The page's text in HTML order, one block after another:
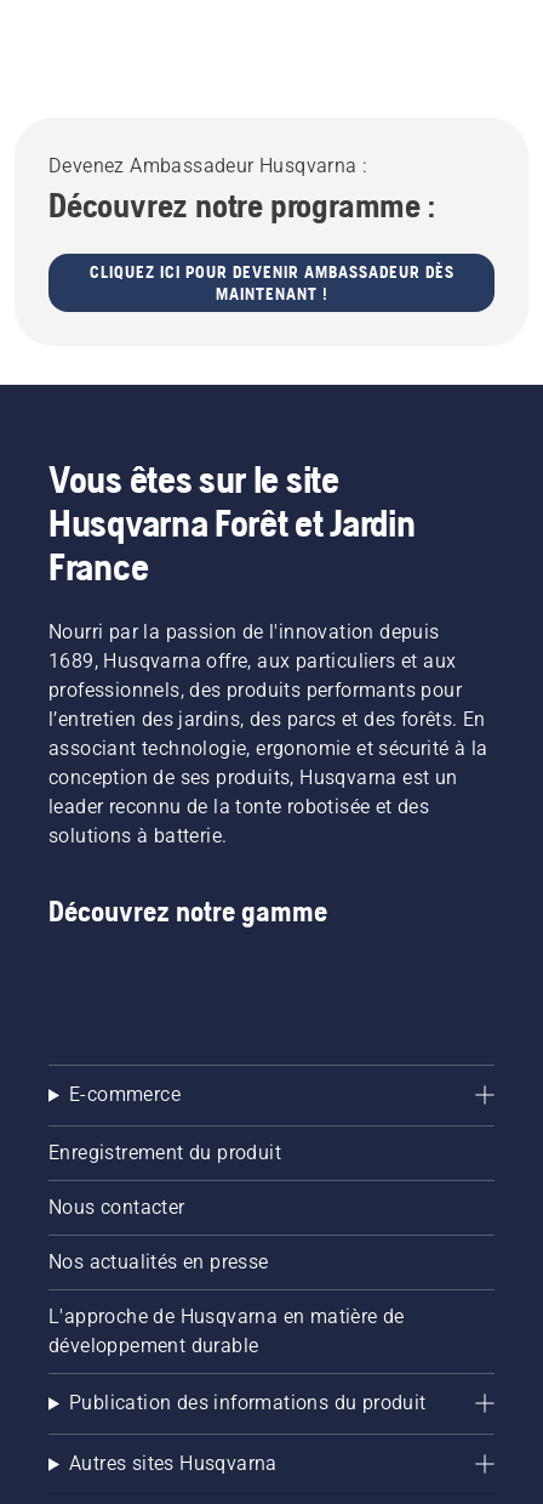
Devenez Ambassadeur Husqvarna :
Découvrez notre programme :
CLIQUEZ ICI POUR DEVENIR AMBASSADEUR DÈS
MAINTENANT !
Vous êtes sur le site
Husqvarna Forêt et Jardin
France
Nourri par la passion de l'innovation depuis
1689, Husqvarna offre, aux particuliers et aux
professionnels, des produits performants pour
l’entretien des jardins, des parcs et des forêts. En
associant technologie, ergonomie et sécurité à la
conception de ses produits, Husqvarna est un
leader reconnu de la tonte robotisée et des
solutions à batterie.
Découvrez notre gamme
E-commerce
Enregistrement du produit
Nous contacter
Nos actualités en presse
L'approche de Husqvarna en matière de
développement durable
Publication des informations du produit
Autres sites Husqvarna